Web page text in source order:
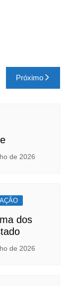
Próximo
de 2026
dos
de 2026